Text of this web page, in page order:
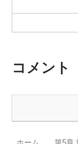
コメント